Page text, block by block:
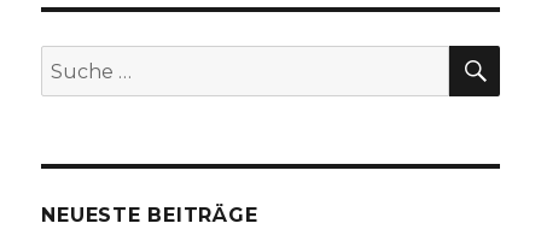
Beiträge
E
Suche
nach:
NEUESTE BEITRÄGE